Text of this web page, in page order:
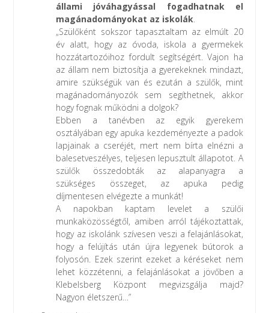
állami jóváhagyással fogadhatnak el
magánadományokat az iskolák.
„Szülőként sokszor tapasztaltam az elmúlt 20
év alatt, hogy az óvoda, iskola a gyermekek
hozzátartozóihoz fordult segítségért. Vajon ha
az állam nem biztosítja a gyerekeknek mindazt,
amire szükségük van és ezután a szülők, mint
magánadományozók sem segíthetnek, akkor
hogy fognak működni a dolgok?
Ebben a tanévben az egyik gyerekem
osztályában egy apuka kezdeményezte a padok
lapjainak a cseréjét, mert nem bírta elnézni a
balesetveszélyes, teljesen lepusztult állapotot. A
szülők összedobták az alapanyagra a
szükséges összeget, az apuka pedig
díjmentesen elvégezte a munkát!
A napokban kaptam levelet a szülői
munkaközösségtől, amiben arról tájékoztattak,
hogy az iskolánk szívesen veszi a felajánlásokat,
hogy a felújítás után újra legyenek bútorok a
folyosón. Ezek szerint ezeket a kéréseket nem
lehet közzétenni, a felajánlásokat a jövőben a
Klebelsberg Központ megvizsgálja majd?
Nagyon életszerű…”